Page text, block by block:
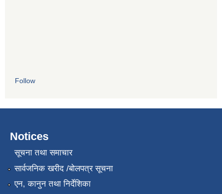
Follow
Notices
सूचना तथा समाचार
सार्वजनिक खरीद /बोलपत्र सूचना
एन, कानुन तथा निर्देशिका